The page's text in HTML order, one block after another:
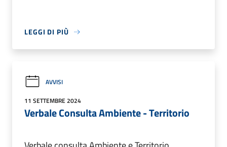
LEGGI DI PIÙ
AVVISI
11 SETTEMBRE 2024
Verbale Consulta Ambiente - Territorio